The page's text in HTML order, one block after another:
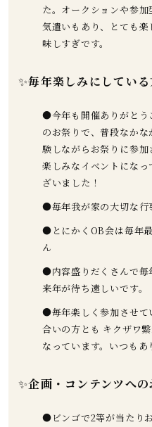
た。オークションや参
気遣いもあり、とても
味しすぎです。
✨毎年楽しみにしてい
●今年も開催ありがとう
のお祭りで、普段なか
験しながらお祭りに参
楽しみなイベントにな
ざいました！
●毎年我が家の大切な行
●とにかくOB会は毎年
ん
●内容盛りだくさんで毎
来年が待ち遠しいです。
●毎年楽しく参加させて
合いの方とも キクザワ
なっています。いつもあ
✨企画・コンテンツへの
●ビンゴで2等が当たり